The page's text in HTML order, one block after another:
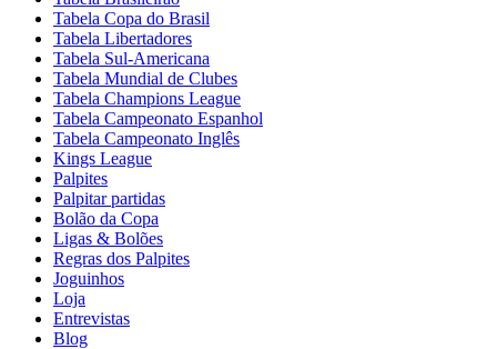
Tabela Copa do Brasil
Tabela Libertadores
Tabela Sul-Americana
Tabela Mundial de Clubes
Tabela Champions League
Tabela Campeonato Espanhol
Tabela Campeonato Inglês
Kings League
Palpites
Palpitar partidas
Bolão da Copa
Ligas & Bolões
Regras dos Palpites
Joguinhos
Loja
Entrevistas
Blog